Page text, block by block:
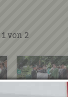
1 von 2